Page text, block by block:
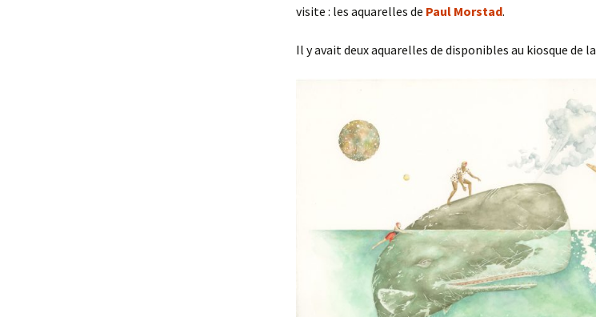
visite : les aquarelles de Paul Morstad.
Il y avait deux aquarelles de disponibles au kiosque de la